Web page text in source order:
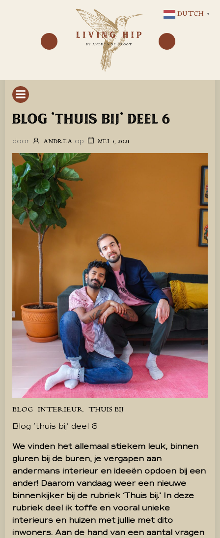
NAAR
DE
INHOUD
BLOG ’THUIS BIJ’ DEEL 6
door ANDREA op MEI 3, 2021
BLOG INTERIEUR THUIS BIJ
Blog ’thuis bij’ deel 6
We vinden het allemaal stiekem leuk, binnen
gluren bij de buren, je vergapen aan
andermans interieur en ideeën opdoen bij een
ander! Daarom vandaag weer een nieuwe
binnenkijker bij de rubriek ‘Thuis bij.’ In deze
rubriek deel ik toffe en vooral unieke
interieurs en huizen met jullie met dito
inwoners. Aan de hand van een aantal vragen
DUTCH ▼